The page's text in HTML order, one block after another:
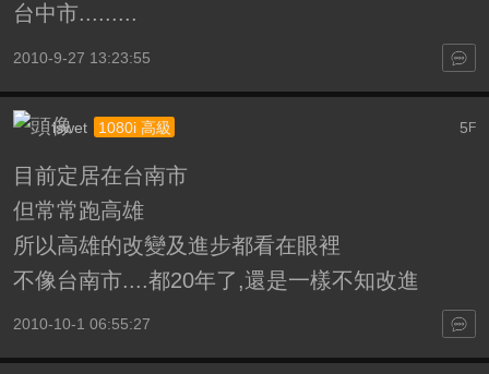
台中市.........
2010-9-27 13:23:55
5F
iswet 1080i 高級
目前定居在台南市
但常常跑高雄
所以高雄的改變及進步都看在眼裡
不像台南市....都20年了,還是一樣不知改進
2010-10-1 06:55:27